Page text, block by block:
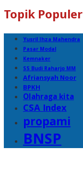
Topik Populer
Yusril Ihza Mahendra
Pasar Modal
Kemnaker
SS Budi Raharjo MM
Afriansyah Noor
BPKH
Olahraga kita
CSA Index
propami
BNSP